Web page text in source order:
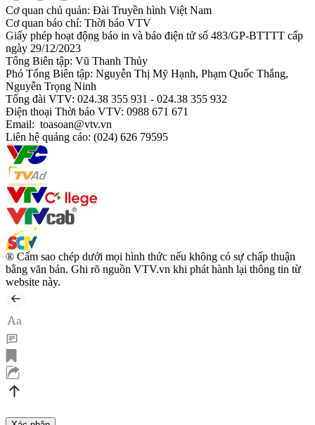
Cơ quan chủ quản: Đài Truyền hình Việt Nam
Cơ quan báo chí: Thời báo VTV
Giấy phép hoạt động báo in và báo điện tử số 483/GP-BTTTT cấp
ngày 29/12/2023
Tổng Biên tập: Vũ Thanh Thủy
Phó Tổng Biên tập: Nguyễn Thị Mỹ Hạnh, Phạm Quốc Thắng,
Nguyễn Trọng Ninh
Tổng đài VTV: 024.38 355 931 - 024.38 355 932
Ðiện thoại Thời báo VTV: 0988 671 671
Email: toasoan@vtv.vn
Liên hệ quảng cáo: (024) 626 79595
® Cấm sao chép dưới mọi hình thức nếu không có sự chấp thuận
bằng văn bản. Ghi rõ nguồn VTV.vn khi phát hành lại thông tin từ
website này.